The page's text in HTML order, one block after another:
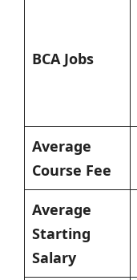
BCA Jobs
Average
Course Fee
Average
Starting
Salary